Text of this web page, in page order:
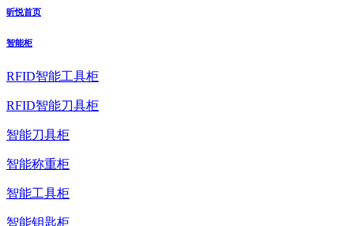
昕悦首页
智能柜
RFID智能工具柜
RFID智能刀具柜
智能刀具柜
智能称重柜
智能工具柜
智能钥匙柜